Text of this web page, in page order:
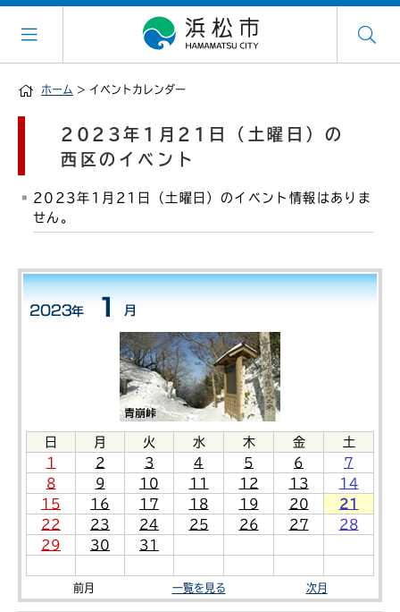
ホーム > イベントカレンダー
日 月 火 水 木 金
土
1
2 3 4 5 6
7
8
9 10 11 12 13
14
15
16 17 18 19 20
21
22
23 24 25 26 27
28
29
30 31
前月 一覧を見る 次月
2023年1月21日（土曜日）の
西区のイベント
2023年1月21日（土曜日）のイベント情報はありま
せん。